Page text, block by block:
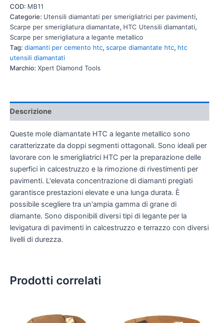
COD: MB11
Categorie: Utensili diamantati per smerigliatrici per pavimenti,
Scarpe per smerigliatura diamantate, HTC Utensili diamantati,
Scarpe per smerigliatura a legante metallico
Tag: diamanti per cemento htc, scarpe diamantate htc, htc
utensili diamantati
Marchio: Xpert Diamond Tools
Descrizione
Queste mole diamantate HTC a legante metallico sono
caratterizzate da doppi segmenti ottagonali. Sono ideali per
lavorare con le smerigliatrici HTC per la preparazione delle
superfici in calcestruzzo e la rimozione di rivestimenti per
pavimenti. L'elevata concentrazione di diamanti pregiati
garantisce prestazioni elevate e una lunga durata. È
possibile scegliere tra un'ampia gamma di grane di
diamante. Sono disponibili diversi tipi di legante per la
levigatura di pavimenti in calcestruzzo e terrazzo con diversi
livelli di durezza.
Prodotti correlati